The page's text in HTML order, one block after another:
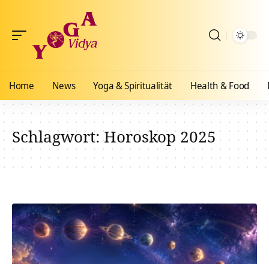
Home News Yoga & Spiritualität Health & Food
Schlagwort:Horoskop 2025